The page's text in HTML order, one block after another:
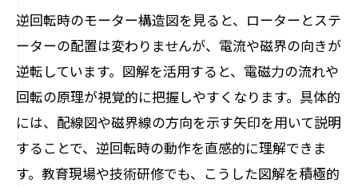
逆回転時のモーター構造図を見ると、ローターとステ
ーターの配置は変わりませんが、電流や磁界の向きが
逆転しています。図解を活用すると、電磁力の流れや
回転の原理が視覚的に把握しやすくなります。具体的
には、配線図や磁界線の方向を示す矢印を用いて説明
することで、逆回転時の動作を直感的に理解できま
す。教育現場や技術研修でも、こうした図解を積極的